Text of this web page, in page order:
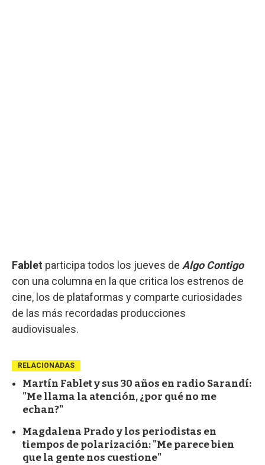
Fablet participa todos los jueves de Algo Contigo
con una columna en la que critica los estrenos de
cine, los de plataformas y comparte curiosidades
de las más recordadas producciones
audiovisuales.
RELACIONADAS
Martín Fablet y sus 30 años en radio Sarandí:
"Me llama la atención, ¿por qué no me
echan?"
Magdalena Prado y los periodistas en
tiempos de polarización: "Me parece bien
que la gente nos cuestione"